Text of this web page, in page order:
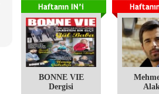
BONNE VIE
Dergisi